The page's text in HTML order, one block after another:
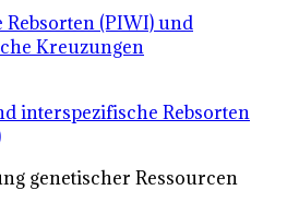
(PIWI) und
Kreuzungen
interspezifische Rebsorten
genetischer Ressourcen